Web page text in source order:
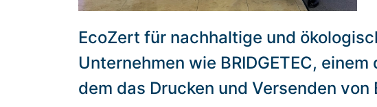
EcoZert für nachhaltige und
Unternehmen wie BRIDGETEC,
dem das Drucken und Versenden